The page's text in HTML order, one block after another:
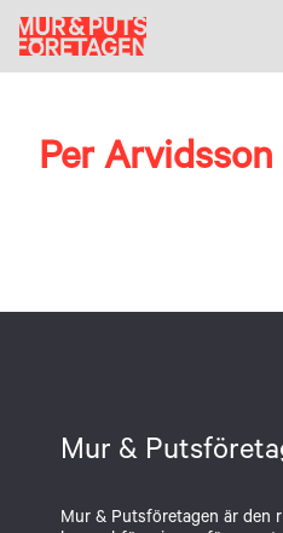
Fortsätt
till
innehållet
Per Arvidsson
Mur &
Mur & Putsföretagen är den